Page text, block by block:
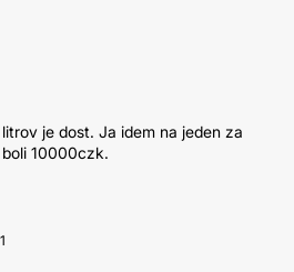
je dost. Ja idem na jeden za
10000czk.